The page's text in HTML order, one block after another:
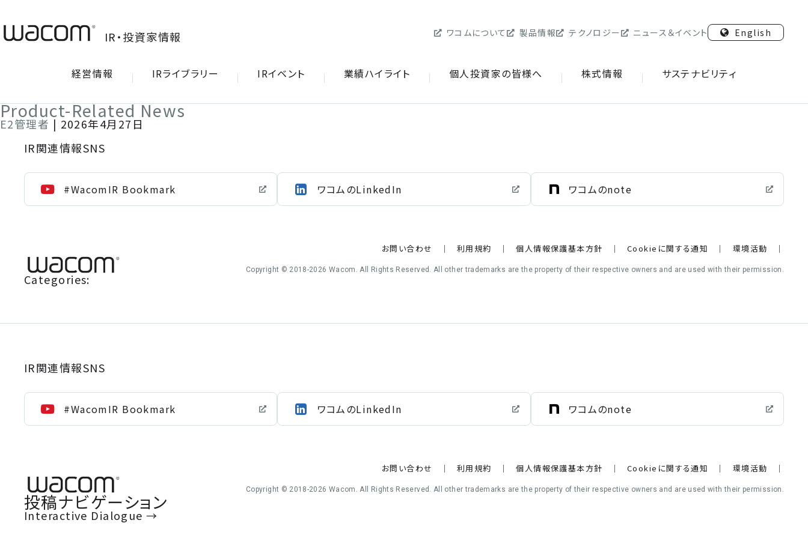
IR・投資家情報 ワコムについて 製品情報 テクノロジー ニュース＆イベント English
経営情報 IRライブラリー IRイベント 業績ハイライト 個人投資家の皆様へ 株式情報 サステナビリティ
IR・投資家情報 ワコムについて 製品情報 テクノロジー ニュース＆イベント English
経営情報 IRライブラリー IRイベント 業績ハイライト 個人投資家の皆様へ 株式情報 サステナビリティ
Product-Related News
E2管理者 | 2026年4月27日
IR関連情報SNS
#WacomIR Bookmark ワコムのLinkedIn ワコムのnote
お問い合わせ 利用規約 個人情報保護基本方針 Cookieに関する通知 環境活動
Copyright © 2018-2026 Wacom. All Rights Reserved. All other trademarks are the property of their respective owners and are used with their permission.
Categories:
IR関連情報SNS
#WacomIR Bookmark ワコムのLinkedIn ワコムのnote
お問い合わせ 利用規約 個人情報保護基本方針 Cookieに関する通知 環境活動
Copyright © 2018-2026 Wacom. All Rights Reserved. All other trademarks are the property of their respective owners and are used with their permission.
投稿ナビゲーション
Interactive Dialogue→